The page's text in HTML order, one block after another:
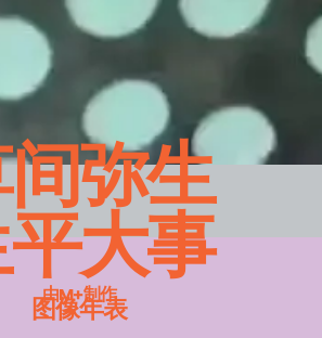
弥生
大事
图像年表
由M+制作